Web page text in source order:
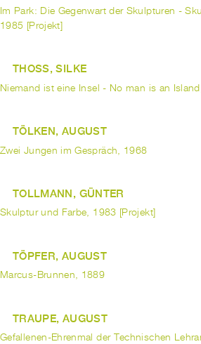
Im Park: Die Gegenwart der Skulpturen -
1985 [Projekt]
THOSS, SILKE
Niemand ist eine Insel - No man is an
TÖLKEN, AUGUST
Zwei Jungen im Gespräch, 1968
TOLLMANN, GÜNTER
Skulptur und Farbe, 1983 [Projekt]
TÖPFER, AUGUST
Marcus-Brunnen, 1889
TRAUPE, AUGUST
Gefallenen-Ehrenmal der Technischen